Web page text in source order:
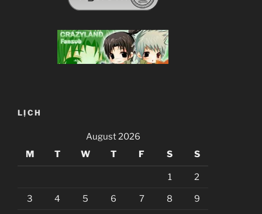
LỊCH
August 2026
M
T W T F S S
1 2
3 4 5 6 7 8 9